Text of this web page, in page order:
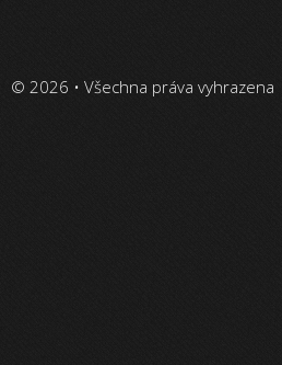
© 2026 • Všechna práva vyhrazena